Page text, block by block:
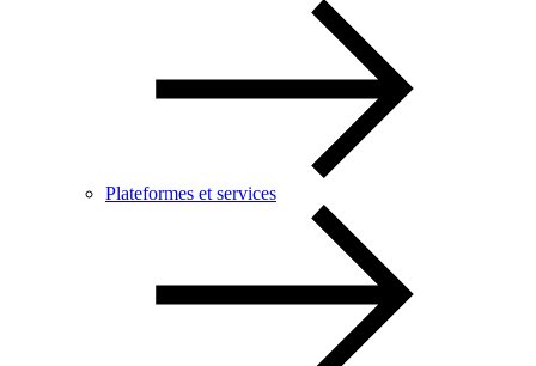
Plateformes et services